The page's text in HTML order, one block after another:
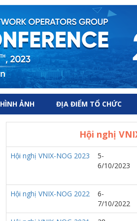
HÌNH ẢNH ĐỊA ĐIỂM TỔ CHỨC
Hội nghị
Hội nghị VNIX-NOG 2023
5-
6/10/2023
Hội nghị VNIX-NOG 2022
6-
7/10/2022